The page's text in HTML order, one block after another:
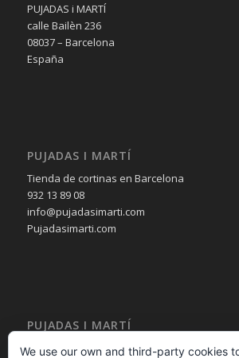
PUJADAS i MARTÍ
calle Bailèn 236
08037 – Barcelona
España
PUJADAS I MARTÍ
Tienda de cortinas en Barcelona
932 13 89 08
info@pujadasimarti.com
Pujadasimarti.com
PUJADAS I MARTÍ
Cortinas en Barcelona
We use our own and third-party cookies